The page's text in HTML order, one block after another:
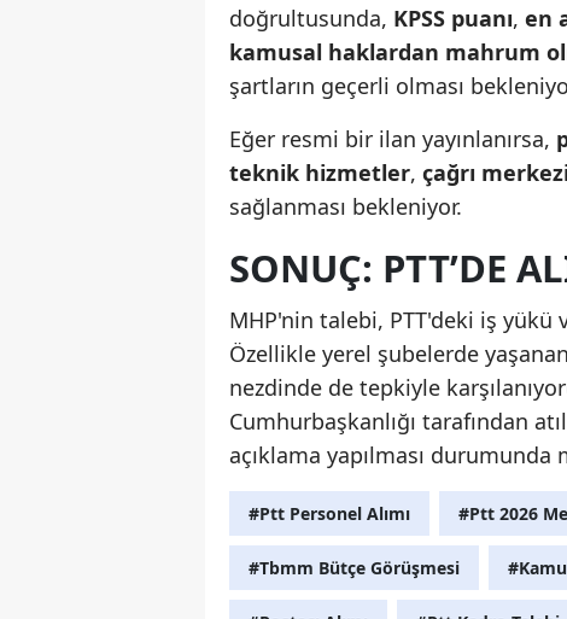
doğrultusunda, KPSS puanı, en
kamusal haklardan mahrum
şartların geçerli olması
Eğer resmi bir ilan yayınlanırsa,
teknik hizmetler, çağrı
sağlanması bekleniyor.
SONUÇ: PTT’DE
MHP'nin talebi, PTT'deki iş yükü
Özellikle yerel şubelerde
nezdinde de tepkiyle
Cumhurbaşkanlığı tarafından
açıklama yapılması
#Ptt Personel Alımı #Ptt 2026
#Tbmm Bütçe Görüşmesi